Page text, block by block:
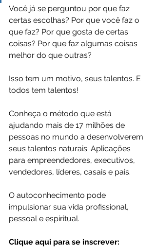
Você já se perguntou por que faz
certas escolhas? Por que você faz o
que faz? Por que gosta de certas
coisas? Por que faz algumas coisas
melhor do que outras?
Isso tem um motivo, seus talentos. E
todos tem talentos!
Conheça o método que está
ajudando mais de 17 milhões de
pessoas no mundo a desenvolverem
seus talentos naturais. Aplicações
para empreendedores, executivos,
vendedores, líderes, casais e pais.
O autoconhecimento pode
impulsionar sua vida profissional,
pessoal e espiritual.
Clique aqui para se inscrever: